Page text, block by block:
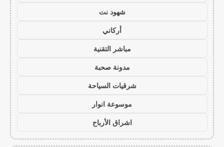
شهود نت
أركاني
مباشر التقنية
مدونة صحبة
شرقيات السياحة
موسوعة انوار
اشراق الأرباح